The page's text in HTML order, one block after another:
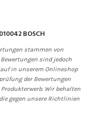
BOSCH
stammen von
sind jedoch
in unserem Onlineshop
der Bewertungen
Wir behalten
gegen unsere Richtlinien